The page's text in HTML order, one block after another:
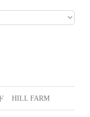
ド HILL FARM